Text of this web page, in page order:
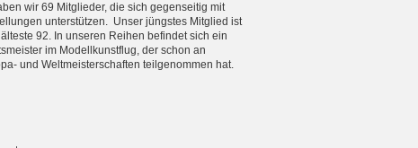
wir 69 Mitglieder, die sich gegenseitig mit
unterstützen. Unser jüngstes Mitglied ist
92. In unseren Reihen befindet sich ein
im Modellkunstflug, der schon an
und Weltmeister­schaften teilgenommen hat.